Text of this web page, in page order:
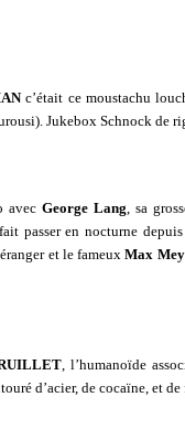
c’était ce moustachu
Jukebox Schnock de
avecGeorge Lang, sa
passer en nocturne
et le fameuxMax
, l’humanoïde
d’acier, de cocaïne, et